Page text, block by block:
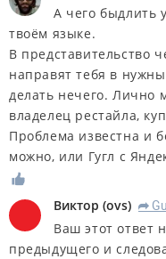
А чего быдлить
твоём языке.
В представительство
направят тебя в
делать нечего. Лично
владелец рестайла,
Проблема известна и
можно, или Гугл с
Виктор (ovs) R
Ваш этот ответ
предыдущего и